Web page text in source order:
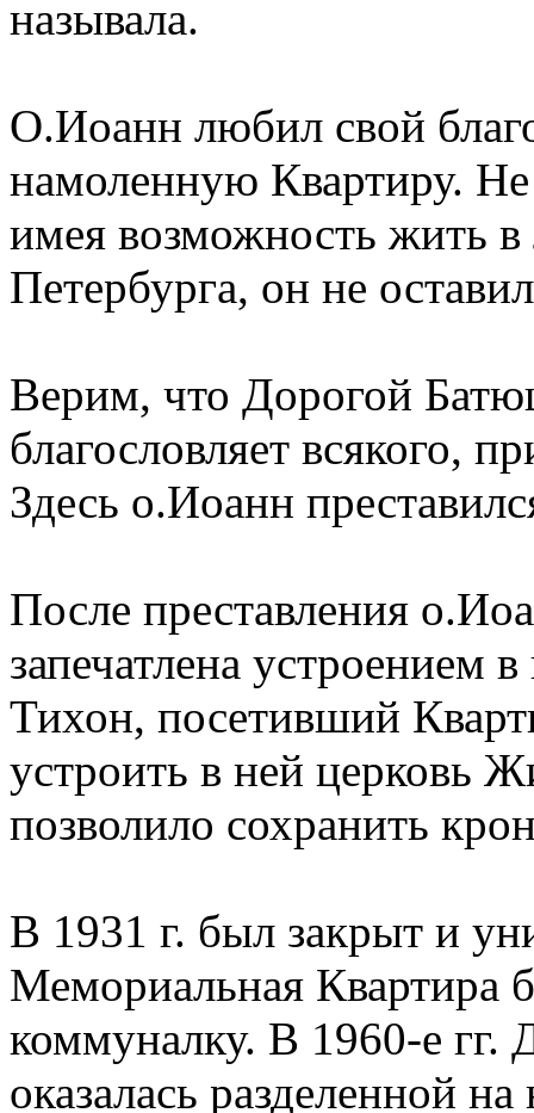
называла.
О.Иоанн любил свой
намоленную Квартиру.
имея возможность жить
Петербурга, он не
Верим, что Дорогой
благословляет всякого,
Здесь о.Иоанн
После преставления
запечатлена устроением
Тихон, посетивший
устроить в ней церковь
позволило сохранить
В 1931 г. был закрыт и
Мемориальная Квартира
коммуналку. В 1960-е гг.
оказалась разделенной